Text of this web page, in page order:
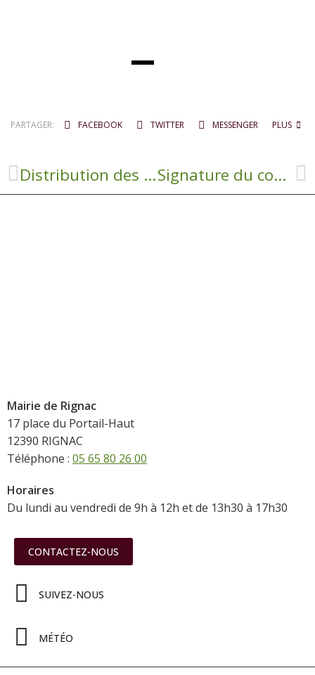
PARTAGER: FACEBOOK TWITTER MESSENGER PLUS
Distribution des sacs poubelle Signature du contrat Sécurité
Mairie de Rignac
17 place du Portail-Haut
12390 RIGNAC
Téléphone : 05 65 80 26 00
Horaires
Du lundi au vendredi de 9h à 12h et de 13h30 à 17h30
CONTACTEZ-NOUS
SUIVEZ-NOUS
MÉTÉO